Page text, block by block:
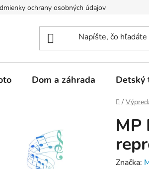
ochrany osobných údajov
Dom a záhrada Detský
Domov
/
MP
Značka: